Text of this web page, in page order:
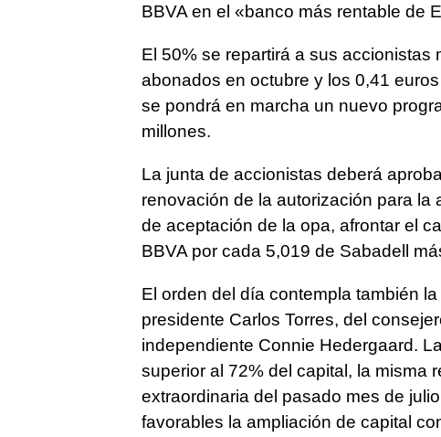
BBVA en el «banco más rentable de
El 50% se repartirá a sus
abonados en octubre y los 0,41
se pondrá en marcha un nuevo
millones.
La junta de accionistas deberá
renovación de la autorización para
de aceptación de la opa, afrontar el
BBVA por cada 5,019 de Sabadell
El orden del día contempla también
presidente Carlos Torres, del
independiente Connie Hedergaard.
superior al 72% del capital, la misma
extraordinaria del pasado mes de
favorables la ampliación de capital